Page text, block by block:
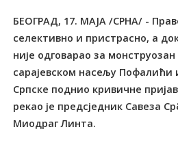
БЕОГРАД, 17. МАЈА /СРНА/ -
селективно и пристрасно, а
није одговарао за
сарајевском насељу Пофалићи
Српске поднио кривичне
рекао је предсједник Савеза
Миодраг Линта.